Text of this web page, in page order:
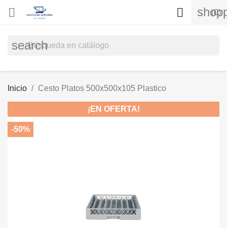
 (0)

search
Inicio Cesto Platos 500x500x105 Plastico
¡EN OFERTA!
-50%